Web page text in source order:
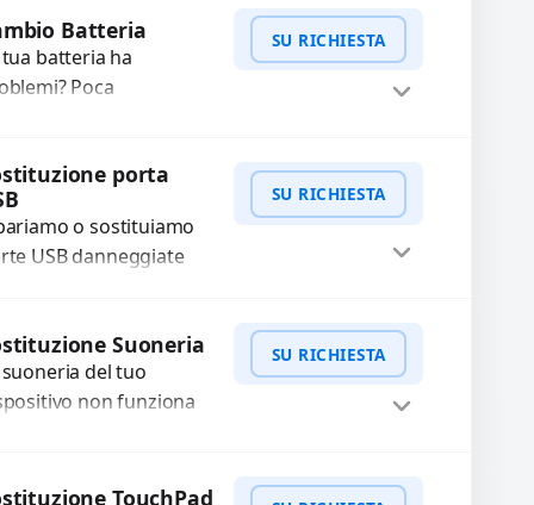
di ricarica
rotti, allentati,
WhatsApp
Batteria
tua batteria ha
Poca
esauriti?
la...
SU RICHIESTA
Preventivo WhatsApp
porta
o sostituiamo
USB danneggiate
ricambi di alta
garantiti per...
SU RICHIESTA
WhatsApp
Suoneria
suoneria del tuo
non funziona
con interventi
SU RICHIESTA
WhatsApp
TouchPad